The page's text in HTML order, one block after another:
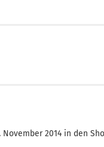
2014 in den